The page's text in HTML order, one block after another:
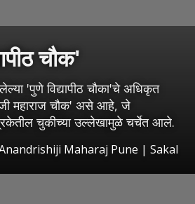
चौक'
'पुणे विद्यापीठ चौका'चे अधिकृत
महाराज चौक' असे आहे, जे
चुकीच्या उल्लेखामुळे चर्चेत आले.
Maharaj Pune | Sakal